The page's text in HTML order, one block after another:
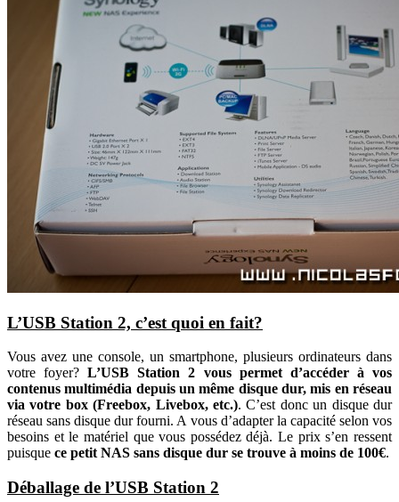
L’USB Station 2, c’est quoi en fait?
Vous avez une console, un smartphone, plusieurs ordinateurs dans
votre foyer?L’USB Station 2 vous permet d’accéder à vos
contenus multimédia depuis un même disque dur, mis en réseau
via votre box (Freebox, Livebox, etc.). C’est donc un disque dur
réseau sans disque dur fourni. A vous d’adapter la capacité selon vos
besoins et le matériel que vous possédez déjà. Le prix s’en ressent
puisque ce petit NAS sans disque dur se trouve à moins de 100€.
Déballage de l’USB Station 2